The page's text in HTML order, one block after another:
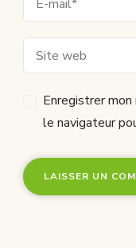
Enregistrer
le navigateur